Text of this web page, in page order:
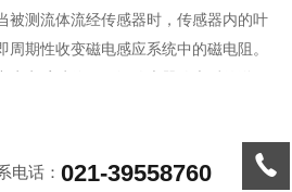
被测流体流经传感器时，传感器内的叶
期性收变磁电感应系统中的磁电阻。
生电脉冲信号，经放大器放大后传送至
电话：021-39558760